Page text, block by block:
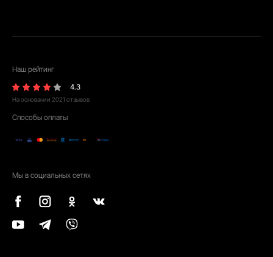
Наш рейтинг
4.3
На основании 2021 отзывов
Способы оплаты
Мы в социальных сетях